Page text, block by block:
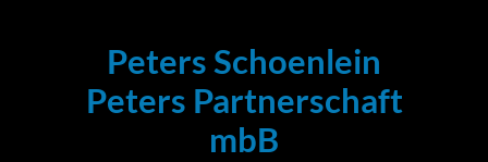
Peters Schoenlein
Peters Partnerschaft
mbB